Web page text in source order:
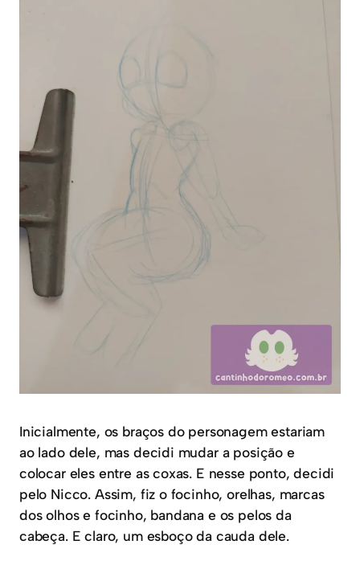
Inicialmente, os braços do personagem estariam
ao lado dele, mas decidi mudar a posição e
colocar eles entre as coxas. E nesse ponto, decidi
pelo Nicco. Assim, fiz o focinho, orelhas, marcas
dos olhos e focinho, bandana e os pelos da
cabeça. E claro, um esboço da cauda dele.